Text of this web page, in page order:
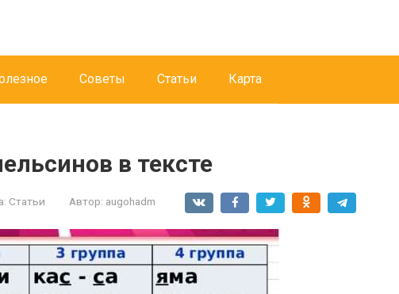
Советы Статьи Карта
в тексте
Статьи Автор: augohadm